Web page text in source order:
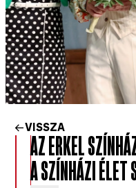
VISSZA
AZ ERKEL
A SZÍNHÁZI ÉLET